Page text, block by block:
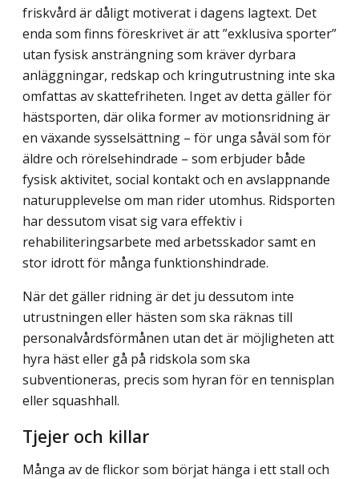
friskvård är dåligt motiverat i dagens lagtext. Det
enda som finns föreskrivet är att ”exklusiva sporter”
utan fysisk ansträngning som kräver dyrbara
anläggningar, redskap och kringutrustning inte ska
omfattas av skattefriheten. Inget av detta gäller för
hästsporten, där olika former av motionsridning är
en växande sysselsättning – för unga såväl som för
äldre och rörelsehindrade – som erbjuder både
fysisk aktivitet, social kontakt och en avslappnande
naturupplevelse om man rider utomhus. Ridsporten
har dessutom visat sig vara effektiv i
rehabiliteringsarbete med arbetsskador samt en
stor idrott för många funktionshindrade.
När det gäller ridning är det ju dessutom inte
utrustningen eller hästen som ska räknas till
personalvårdsförmånen utan det är möjligheten att
hyra häst eller gå på ridskola som ska
subventioneras, precis som hyran för en tennisplan
eller squashhall.
Tjejer och killar
Många av de flickor som börjat hänga i ett stall och